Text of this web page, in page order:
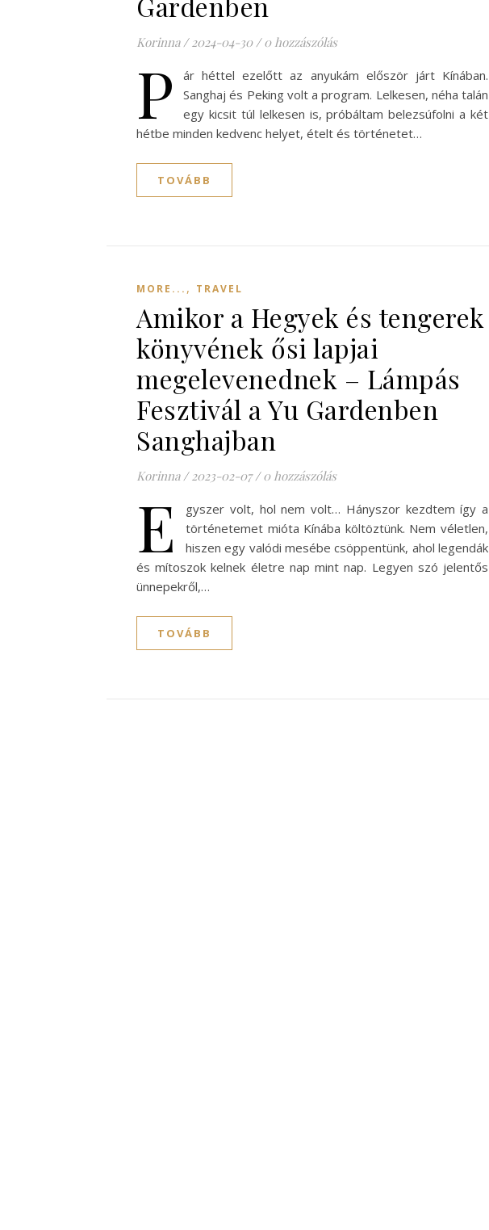
Korinna / 2024-04-30 / 0 hozzászólás
P
ár héttel ezelőtt az anyukám először járt Kínában.
Sanghaj és Peking volt a program. Lelkesen, néha talán
egy kicsit túl lelkesen is, próbáltam belezsúfolni a két
hétbe minden kedvenc helyet, ételt és történetet…
TOVÁBB
MORE... , TRAVEL
Amikor a Hegyek és tengerek
könyvének ősi lapjai
megelevenednek – Lámpás
Fesztivál a Yu Gardenben
Sanghajban
Korinna / 2023-02-07 / 0 hozzászólás
E
gyszer volt, hol nem volt… Hányszor kezdtem így a
történetemet mióta Kínába költöztünk. Nem véletlen,
hiszen egy valódi mesébe csöppentünk, ahol legendák
és mítoszok kelnek életre nap mint nap. Legyen szó jelentős
ünnepekről,…
TOVÁBB